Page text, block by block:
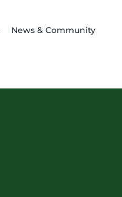
News & Community